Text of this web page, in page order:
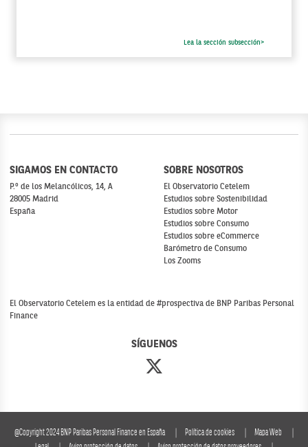
Lea la sección subsección>
SIGAMOS EN CONTACTO
P.º de los Melancólicos, 14, A
28005 Madrid
España
SOBRE NOSOTROS
El Observatorio Cetelem
Estudios sobre Sostenibilidad
Estudios sobre Motor
Estudios sobre Consumo
Estudios sobre eCommerce
Barómetro de Consumo
Los Zooms
SÍGUENOS
El Observatorio Cetelem es la entidad de #prospectiva de BNP Paribas Personal
Finance
@Copyright 2024 BNP Paribas Personal Finance en España Política de cookies
Mapa Web